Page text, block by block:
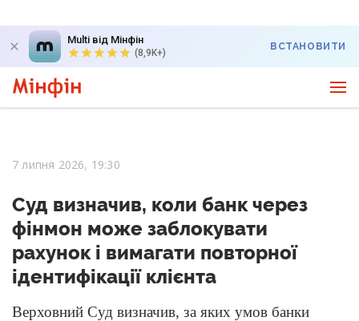
Multi від Мінфін
(8,9K+)
ВСТАНОВИТИ
7 липня 2026, 19:30
Суд визначив, коли банк через
фінмон може заблокувати
рахунок і вимагати повторної
ідентифікації клієнта
Верховний Суд визначив, за яких умов банки